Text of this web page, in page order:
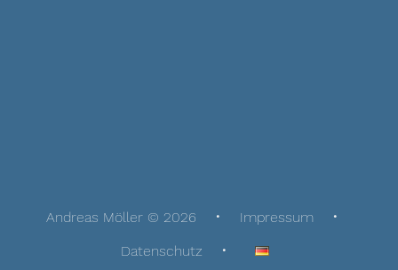
Andreas Möller © 2026
Impressum
Datenschutz